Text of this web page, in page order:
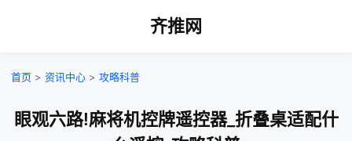
齐推网
首页 > 资讯中心 > 攻略科普
眼观六路!麻将机控牌遥控器_折叠桌适配什